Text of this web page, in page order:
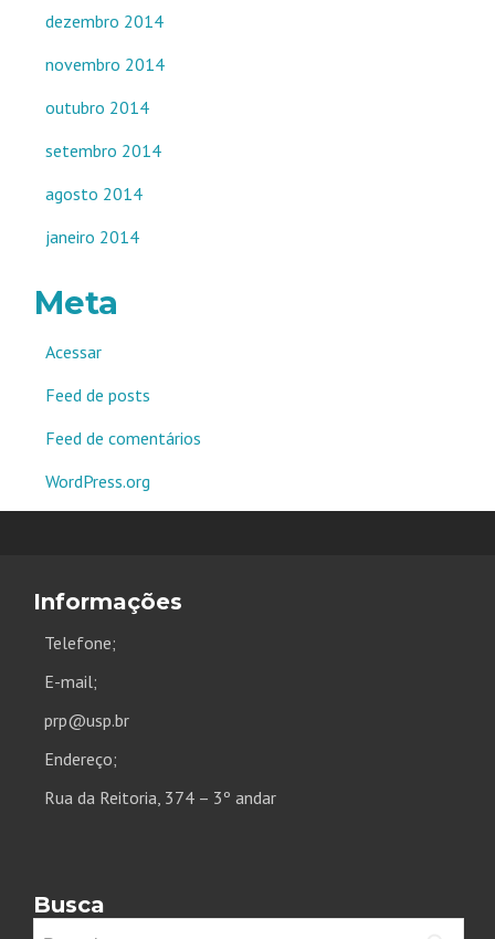
dezembro 2014
novembro 2014
outubro 2014
setembro 2014
agosto 2014
janeiro 2014
Meta
Acessar
Feed de posts
Feed de comentários
WordPress.org
Informações
Telefone;
E-mail;
prp@usp.br
Endereço;
Rua da Reitoria, 374 – 3º andar
Busca